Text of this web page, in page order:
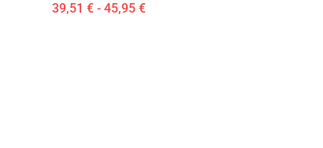
39,51 € - 45,95 €